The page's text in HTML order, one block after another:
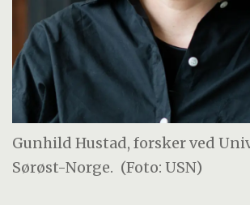
Gunhild Hustad, forsker ved
Sørøst-Norge. (Foto: USN)